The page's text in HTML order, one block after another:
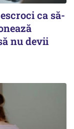
ca să-
nu devii